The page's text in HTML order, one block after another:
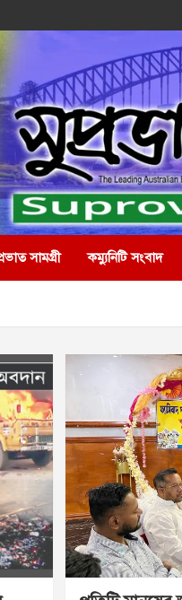
সামগ্রী কম্যুনিটি সংবাদ